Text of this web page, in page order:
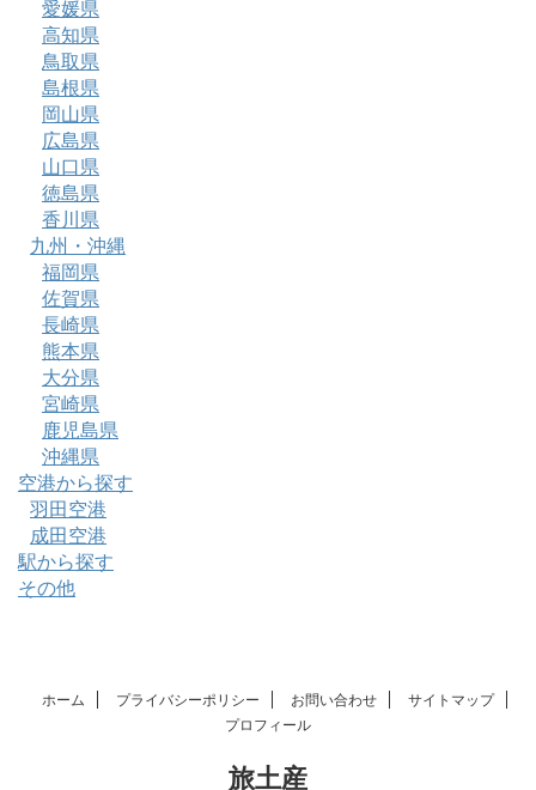
愛媛県
高知県
鳥取県
島根県
岡山県
広島県
山口県
徳島県
香川県
九州・沖縄
福岡県
佐賀県
長崎県
熊本県
大分県
宮崎県
鹿児島県
沖縄県
空港から探す
羽田空港
成田空港
駅から探す
その他
ホーム プライバシーポリシー お問い合わせ
サイトマップ
プロフィール
旅土産